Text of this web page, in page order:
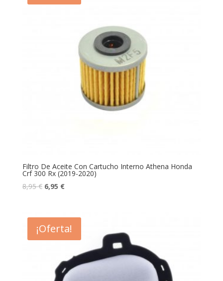
Filtro De Aceite Con Cartucho Interno Athena Honda
Crf 300 Rx (2019-2020)
8,95€ 6,95 €
¡Oferta!